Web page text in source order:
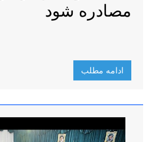
مصادره شود
ادامه مطلب